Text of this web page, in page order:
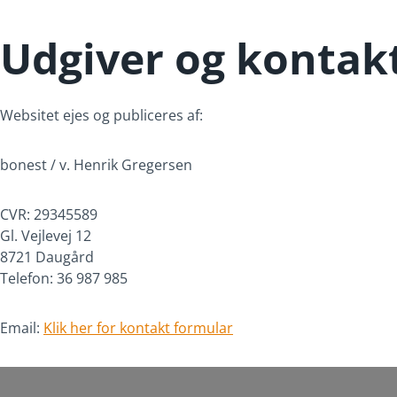
Udgiver og
Websitet ejes og publiceres af:
bonest / v. Henrik Gregersen
CVR: 29345589
Gl. Vejlevej 12
8721 Daugård
Telefon: 36 987 985
Email: Klik her for kontakt formular